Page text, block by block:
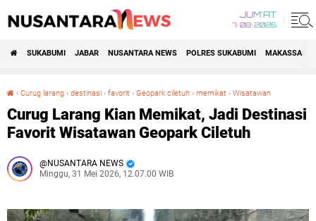
JUM'AT
7•08•2026
SUKABUMI JABAR NUSANTARA NEWS POLRES SUKABUMI MAKASSAR
› Curug larang › destinasi › favorit › Geopark ciletuh › memikat › Wisatawan
Curug Larang Kian Memikat, Jadi Destinasi
Favorit Wisatawan Geopark Ciletuh
NUSANTARA NEWS
Minggu, 31 Mei 2026, 12.07.00 WIB